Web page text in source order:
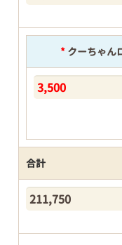
*クーちゃん
合計